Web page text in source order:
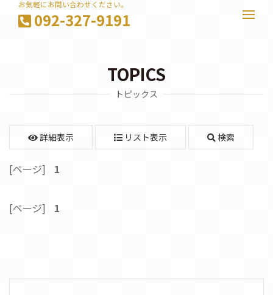
お気軽にお問い合わせください。
092-327-9191
TOPICS
トピックス
詳細表示 リスト表示 検索
[ページ] 1
[ページ] 1